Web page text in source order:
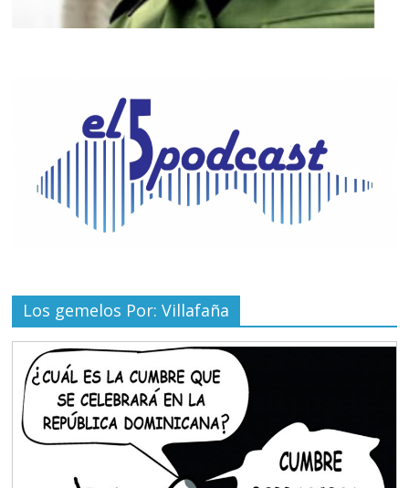
Los gemelos Por: Villafaña